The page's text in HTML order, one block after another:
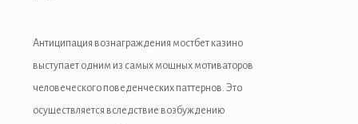
Антиципация вознаграждения мостбет казино
выступает одним из самых мощных мотиваторов
человеческого поведенческих паттернов. Это
осуществляется вследствие возбуждению